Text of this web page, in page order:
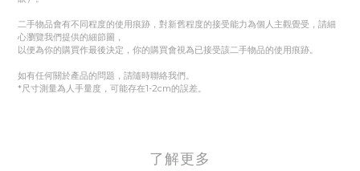
二手物品會有不同程度的使用痕跡，對新舊程度的接受能力為個人主觀覺受，請細
心瀏覽我們提供的細節圖，
以便為你的購買作最後決定，你的購買會視為已接受該二手物品的使用痕跡。
如有任何關於產品的問題，請隨時聯絡我們。
*尺寸測量為人手量度，可能存在1-2cm的誤差。
了解更多